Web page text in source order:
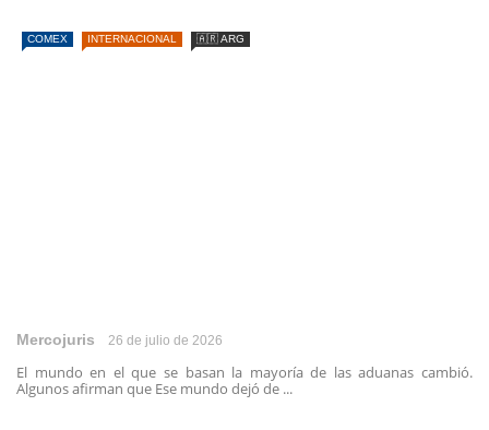
COMEX INTERNACIONAL 🇦🇷 ARG
Mercojuris 26 de julio de 2026
El mundo en el que se basan la mayoría de las aduanas cambió.
Algunos afirman que Ese mundo dejó de ...